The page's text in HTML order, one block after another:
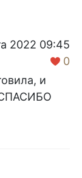
2022 09:45
0
и
СПАСИБО